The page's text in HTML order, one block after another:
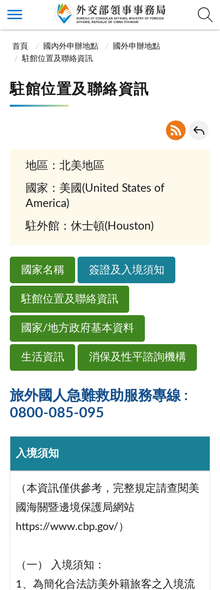
首頁 國內外申辦地點
國外申辦地點
駐館位置及聯絡資訊
駐館位置及聯絡資訊
地區：北美地區
國家：美國(United States of
America)
駐外館：休士頓(Houston)
國家名稱 簽證及入境須知
駐館位置及聯絡資訊
國家/地方政府基本資料
生活資訊 消保及性平諮詢機構
旅外國人急難救助服務專線 :
0800-085-095
入境須知
（本資訊僅供參考，完整規定請查閱美
國海關暨邊境保護局網站
https://www.cbp.gov/）
（一） 入境須知：
1、為簡化合法訪美外籍旅客之入境流